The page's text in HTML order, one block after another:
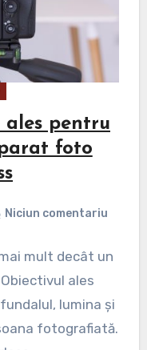
ales pentru
foto
Niciun comentariu
mult decât un
ales
lumina și
fotografiată.